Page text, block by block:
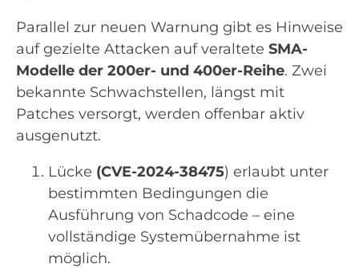
Parallel zur neuen Warnung gibt es Hinweise
auf gezielte Attacken auf veraltete SMA-
Modelle der 200er- und 400er-Reihe. Zwei
bekannte Schwachstellen, längst mit
Patches versorgt, werden offenbar aktiv
ausgenutzt.
Lücke (CVE-2024-38475) erlaubt unter
bestimmten Bedingungen die
Ausführung von Schadcode – eine
vollständige Systemübernahme ist
möglich.